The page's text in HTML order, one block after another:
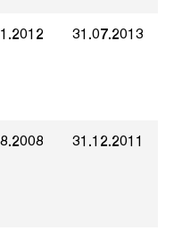
31.07.2013
31.12.2011